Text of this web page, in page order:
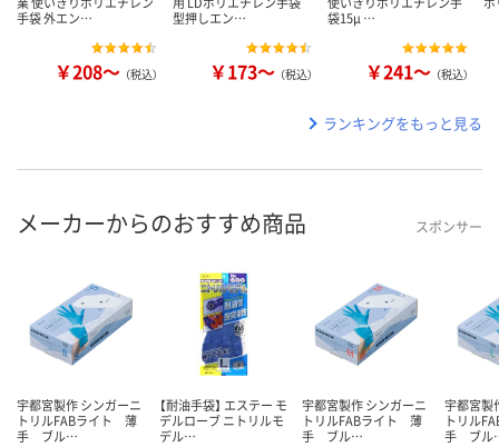
手袋 外エン…
￥208～ （税込）
型押しエン…
￥173～ （税込）
袋15μ …
￥241～ （税込）
ランキングをもっと見る
メーカーからのおすすめ商品 スポンサー
宇都宮製作 シンガーニ
トリルFABライト 薄
手 ブル…
【耐油手袋】 エステー モ
デルローブ ニトリルモ
デル…
宇都宮製作 シンガーニ
トリルFABライト 薄
手 ブル…
宇都宮製
トリル
手 ブ